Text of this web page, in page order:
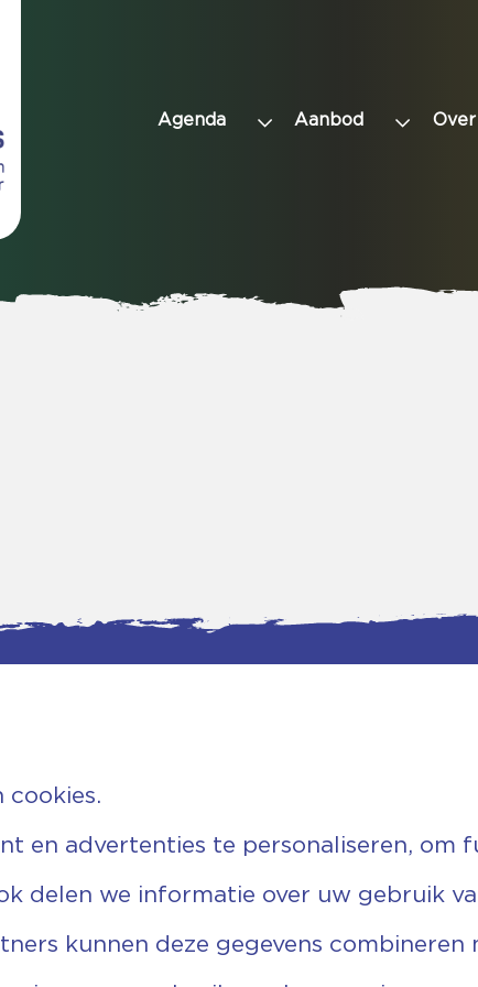
Agenda Aanbod
Contactgegevens
7731 PA Ommen
0529 455 767
info@vechtgenoten.nl
Fiscaal:
Rek.nr:
cookies.
en advertenties te personaliseren, om
delen we informatie over uw gebruik
kunnen deze gegevens